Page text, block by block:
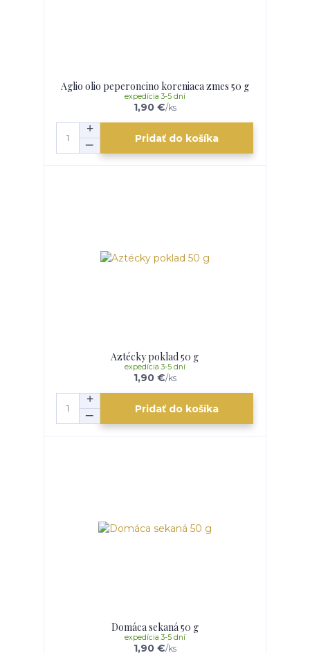
Aglio olio peperoncino koreniaca zmes 50 g
1,90 €/ks
expedícia 3-5 dní
Pridať do košíka
Aztécky poklad 50 g
1,90 €/ks
expedícia 3-5 dní
Pridať do košíka
Domáca sekaná 50 g
1,90 €/ks
expedícia 3-5 dní